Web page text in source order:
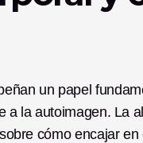
un papel
a la autoimagen. La
cómo encajar